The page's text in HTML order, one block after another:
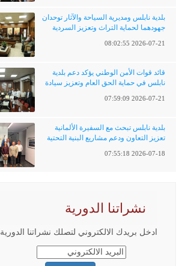
بلدية نابلس ومديرية السياحة والآثار توحدان
جهودهما لحماية التراث وتعزيز السردية
2026-07-21 08:02:55
قائد قوات الأمن الوطني يؤكد دعم بلدية
نابلس في حماية الحق العام وتعزيز سيادة
2026-07-21 07:59:09
بلدية نابلس تبحث مع السفيرة الألمانية
تعزيز التعاون ودعم مشاريع البنية التحتية
2026-07-18 07:55:18
نشراتنا الدورية
ادخل بريدك الالكتروني لتصلك نشراتنا الدورية